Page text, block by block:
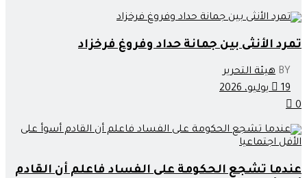
تمرد الأنثى بين جمانة حداد وفروغ فرخزاد
BY هيئة التحرير
19 يوليو، 2026
0
عندما تشجع الحكومة على الفساد فاعلم أن القادم